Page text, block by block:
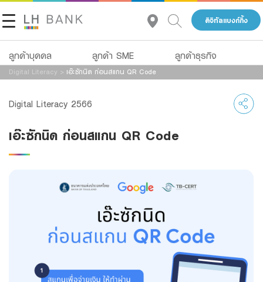
ดิจิทัลแบงก์กิ้ง
ลูกค้าบุคคล ลูกค้า SME ลูกค้าธุรกิจ
เกี่ยวกับเรา
นักลงทุนสัมพันธ์
ติดต่อเรา ประกัน
บริการ
ดิจิทัลแบงก์กิ้ง
Family Banking
Foreigners
บริการ
สินเชื่อทั้งหมด
สินเชื่อและบริการการค้าระหว่างประเทศ
Digital Literacy > เอ๊ะซักนิด ก่อนสแกน QR Code
Digital Literacy 2566
เอ๊ะซักนิด ก่อนสแกน QR Code